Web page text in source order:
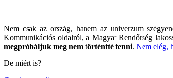
Nem csak az ország, hanem az univerzum
Kommunikációs oldalról, a Magyar Rendőrség
megpróbáljuk meg nem történtté tenni. Nem elég,
De miért is?